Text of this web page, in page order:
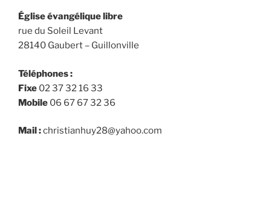
Église évangélique libre
rue du Soleil Levant
28140 Gaubert – Guillonville
Téléphones :
Fixe 02 37 32 16 33
Mobile 06 67 67 32 36
Mail :christianhuy28@yahoo.com